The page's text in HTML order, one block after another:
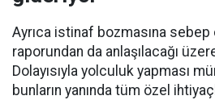
Ayrıca istinaf bozmasına
raporundan da anlaşılacağı
Dolayısıyla yolculuk yapması
bunların yanında tüm özel